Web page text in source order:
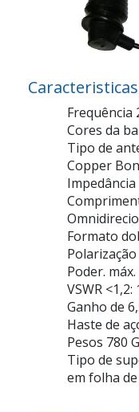
Caracteristicas
Frequência
Cores da
Tipo de
Copper
Impedância
Formato
Poder. máx.
VSWR <1,2:
Ganho de
Haste de
Pesos 780
Tipo de
em folha